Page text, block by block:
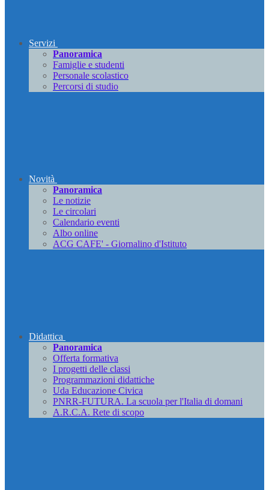
Servizi
Panoramica
Famiglie e studenti
Personale scolastico
Percorsi di studio
Novità
Panoramica
Le notizie
Le circolari
Calendario eventi
Albo online
ACG CAFE' - Giornalino d'Istituto
Didattica
Panoramica
Offerta formativa
I progetti delle classi
Programmazioni didattiche
Uda Educazione Civica
PNRR-FUTURA. La scuola per l'Italia di domani
A.R.C.A. Rete di scopo